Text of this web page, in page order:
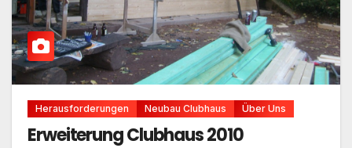
Herausforderungen Neubau Clubhaus Über Uns
Erweiterung Clubhaus 2010